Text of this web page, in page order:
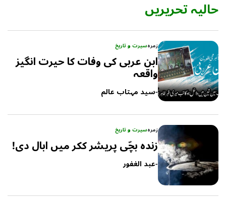
حالیہ تحریریں
زمرہسیرت و تاریخ
ابن عربی کی وفات کا حیرت انگیز
واقعہ
-سید مہتاب عالم
زمرہسیرت و تاریخ
زندہ بچّی پریشر ککر میں ابال دی!
-عبد الغفور